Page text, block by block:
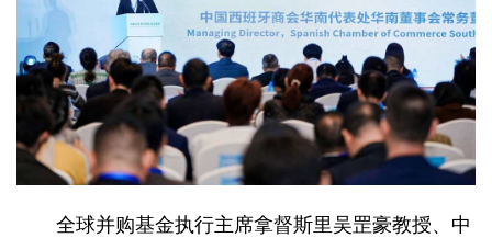
全球并购基金执行主席拿督斯里吴罡豪教授、中